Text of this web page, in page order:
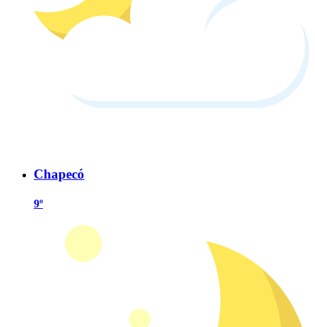
Chapecó
9º